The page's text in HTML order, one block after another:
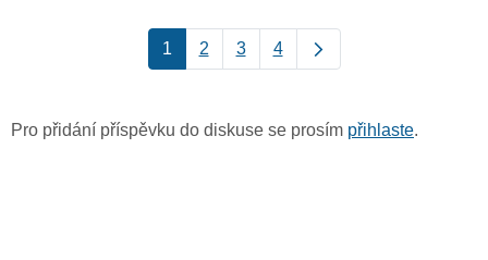
1 2 3 4
Pro přidání příspěvku do diskuse se prosím přihlaste.